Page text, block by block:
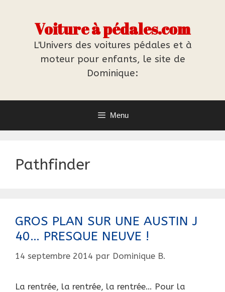
Voiture à pédales.com
L'Univers des voitures pédales et à
moteur pour enfants, le site de
Dominique:
Menu
Pathfinder
GROS PLAN SUR UNE AUSTIN J
40… PRESQUE NEUVE !
14 septembre 2014 par Dominique B.
La rentrée, la rentrée, la rentrée… Pour la